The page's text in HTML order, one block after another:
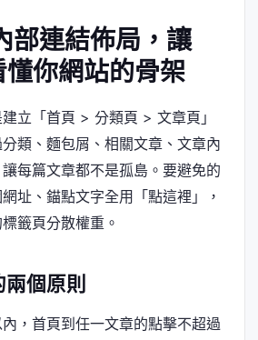
部連結佈局，讓
你網站的骨架
立「首頁 > 分類頁 > 文章頁」
類、麵包屑、相關文章、文章內
每篇文章都不是孤島。要避免的
址、錨點文字全用「點這裡」，
籤頁分散權重。
個原則
，首頁到任一文章的點擊不超過